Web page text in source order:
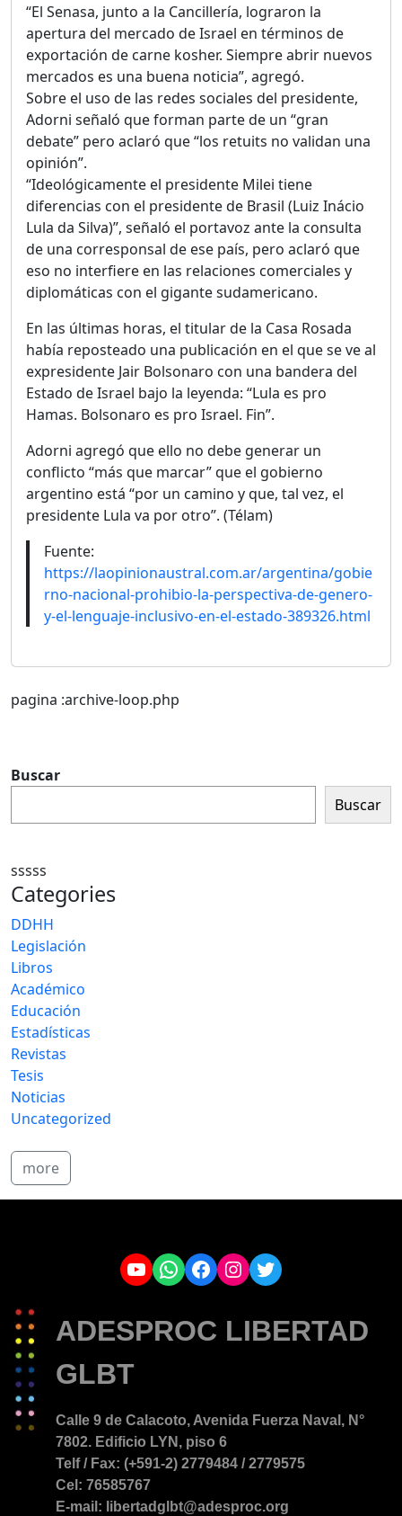
“El Senasa, junto a la Cancillería, lograron la
apertura del mercado de Israel en términos de
exportación de carne kosher. Siempre abrir nuevos
mercados es una buena noticia”, agregó.
Sobre el uso de las redes sociales del presidente,
Adorni señaló que forman parte de un “gran
debate” pero aclaró que “los retuits no validan una
opinión”.
“Ideológicamente el presidente Milei tiene
diferencias con el presidente de Brasil (Luiz Inácio
Lula da Silva)”, señaló el portavoz ante la consulta
de una corresponsal de ese país, pero aclaró que
eso no interfiere en las relaciones comerciales y
diplomáticas con el gigante sudamericano.
En las últimas horas, el titular de la Casa Rosada
había reposteado una publicación en el que se ve al
expresidente Jair Bolsonaro con una bandera del
Estado de Israel bajo la leyenda: “Lula es pro
Hamas. Bolsonaro es pro Israel. Fin”.
Adorni agregó que ello no debe generar un
conflicto “más que marcar” que el gobierno
argentino está “por un camino y que, tal vez, el
presidente Lula va por otro”. (Télam)
Fuente:
https://laopinionaustral.com.ar/argentina/gobie
rno-nacional-prohibio-la-perspectiva-de-genero-
y-el-lenguaje-inclusivo-en-el-estado-389326.html
pagina :archive-loop.php
Buscar
Buscar
sssss
Categories
DDHH
Legislación
Libros
Académico
Educación
Estadísticas
Revistas
Tesis
Noticias
Uncategorized
more
YouTube WhatsApp Facebook Instagram Twitter
ADESPROC LIBERTAD
GLBT
Calle 9 de Calacoto, Avenida Fuerza Naval, N°
7802. Edificio LYN, piso 6
Telf / Fax: (+591-2) 2779484 / 2779575
Cel: 76585767
E-mail: libertadglbt@adesproc.org